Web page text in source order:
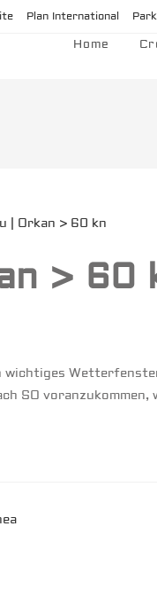
Plan International
Home
> 60
SO voranzukommen,